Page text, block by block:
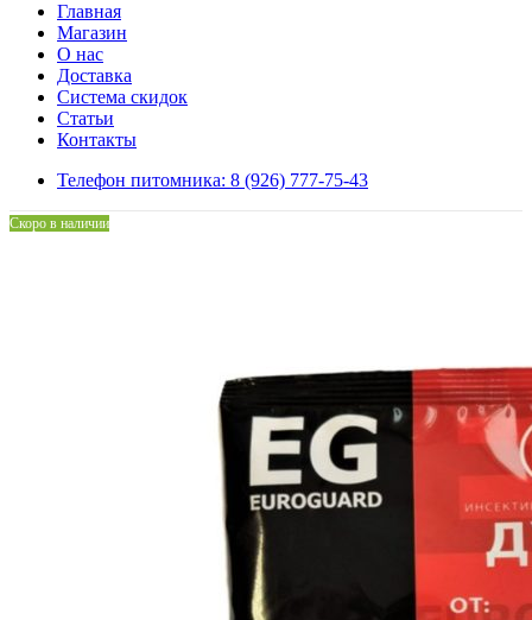
Главная
Магазин
О нас
Доставка
Система скидок
Статьи
Контакты
Телефон питомника: 8 (926) 777-75-43
Скоро в наличии